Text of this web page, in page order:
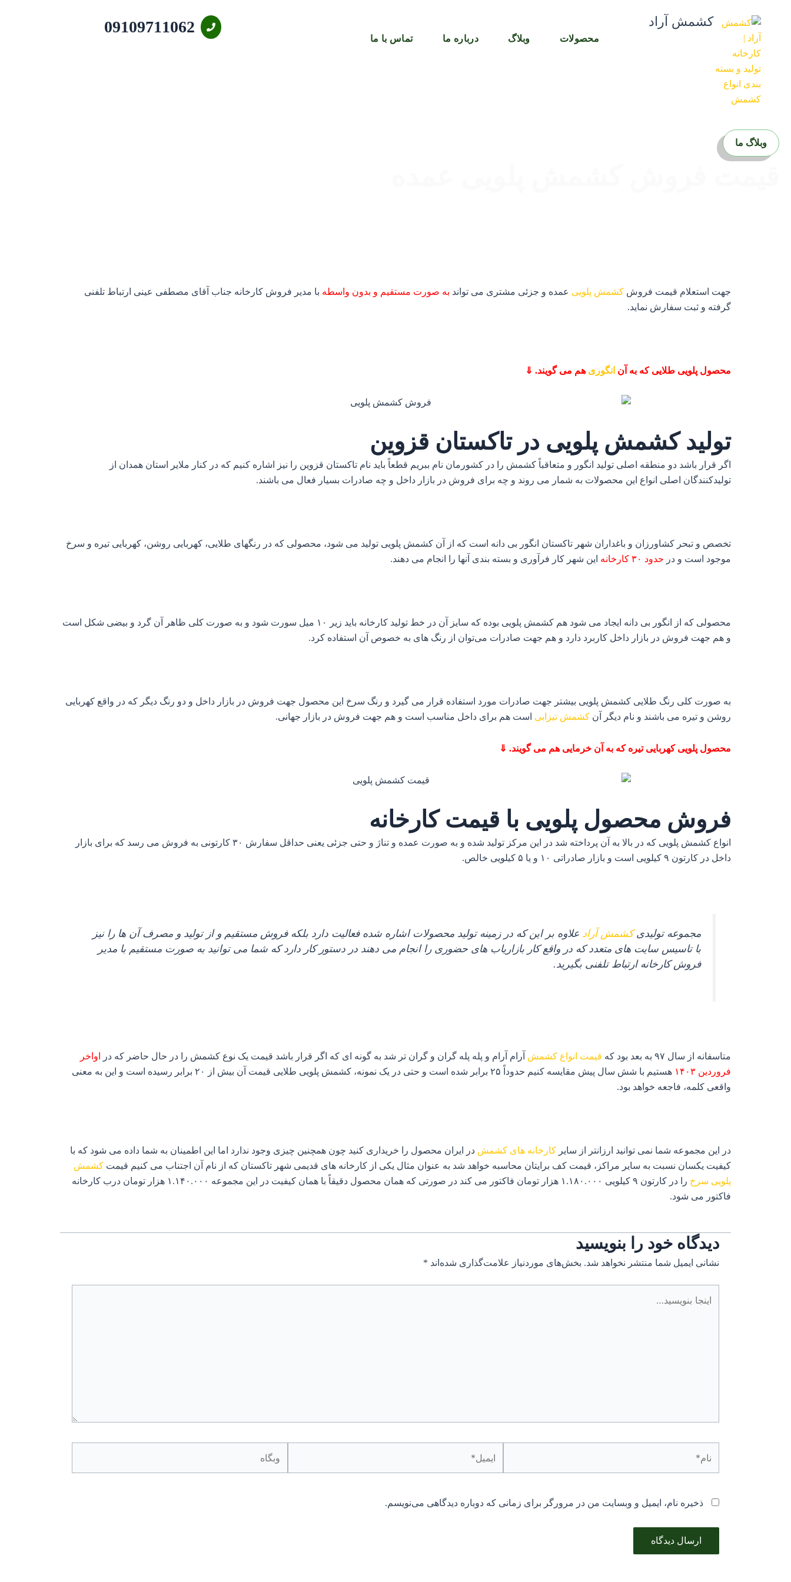
کشمش آراد
محصولات وبلاگ درباره ما تماس با ما
09109711062
وبلاگ ما
جهت استعلام قیمت فروش کشمش پلویی عمده و جزئی مشتری می تواند به صورت مستقیم و بدون واسطه با مدیر فروش کارخانه جناب آقای مصطفی عینی ارتباط تلفنی
گرفته و ثبت سفارش نماید.
محصول پلویی طلایی که به آن انگوری هم می گویند. ⇓
تولید کشمش پلویی در تاکستان قزوین
اگر قرار باشد دو منطقه اصلی تولید انگور و متعاقباً کشمش را در کشورمان نام ببریم قطعاً باید نام تاکستان قزوین را نیز اشاره کنیم که در کنار ملایر استان همدان از
تولیدکنندگان اصلی انواع این محصولات به شمار می روند و چه برای فروش در بازار داخل و چه صادرات بسیار فعال می باشند.
تخصص و تبحر کشاورزان و باغداران شهر تاکستان انگور بی دانه است که از آن کشمش پلویی تولید می شود، محصولی که در رنگهای طلایی، کهربایی روشن، کهربایی تیره و سرخ
موجود است و در حدود ۳۰ کارخانه این شهر کار فرآوری و بسته‌ بندی آنها را انجام می دهند.
محصولی که از انگور بی دانه ایجاد می شود هم کشمش پلویی بوده که سایز آن در خط تولید کارخانه باید زیر ۱۰ میل سورت شود و به صورت کلی ظاهر آن گرد و بیضی شکل است
و هم جهت فروش در بازار داخل کاربرد دارد و هم جهت صادرات می‌توان از رنگ‌ های به خصوص آن استفاده کرد.
به صورت کلی رنگ طلایی کشمش پلویی بیشتر جهت صادرات مورد استفاده قرار می گیرد و رنگ سرخ این محصول جهت فروش در بازار داخل و دو رنگ دیگر که در واقع کهربایی
روشن و تیره می باشند و نام دیگر آن کشمش تیزابی است هم برای داخل مناسب است و هم جهت فروش در بازار جهانی.
محصول پلویی کهربایی تیره که به آن خرمایی هم می گویند. ⇓
فروش محصول پلویی با قیمت کارخانه
انواع کشمش پلویی که در بالا به آن پرداخته شد در این مرکز تولید شده و به صورت عمده و تناژ و حتی جزئی یعنی حداقل سفارش ۳۰ کارتونی به فروش می رسد که برای بازار
داخل در کارتون ۹ کیلویی است و بازار صادراتی ۱۰ و یا ۵ کیلویی خالص.
مجموعه تولیدیکشمش آراد علاوه بر این که در زمینه تولید محصولات اشاره شده فعالیت دارد بلکه فروش مستقیم و از تولید و مصرف آن ها را نیز
با تاسیس سایت‌ های متعدد که در واقع کار بازاریاب های حضوری را انجام می‌ دهند در دستور کار دارد که شما می توانید به صورت مستقیم با مدیر
فروش کارخانه ارتباط تلفنی بگیرید.
متاسفانه از سال ۹۷ به بعد بود که قیمت انواع کشمش آرام‌ آرام و پله پله گران و گران تر شد به گونه ای که اگر قرار باشد قیمت یک نوع کشمش را در حال حاضر که در
اواخر
فروردین ۱۴۰۳
هستیم با شش سال پیش مقایسه کنیم حدوداً ۲۵ برابر شده است و حتی در یک نمونه، کشمش پلویی طلایی قیمت آن بیش از ۲۰ برابر رسیده است و این به معنی
واقعی کلمه، فاجعه خواهد بود.
در این مجموعه شما نمی توانید ارزانتر از سایر کارخانه‌ های کشمش در ایران محصول را خریداری کنید چون همچنین چیزی وجود ندارد اما این اطمینان به شما داده می شود که با
کیفیت یکسان نسبت به سایر مراکز، قیمت کف برایتان محاسبه خواهد شد به عنوان مثال یکی از کارخانه های قدیمی شهر تاکستان که از نام آن اجتناب می کنیم قیمت کشمش
پلویی سرخ
را در کارتون ۹ کیلویی ۱.۱۸۰.۰۰۰ هزار تومان فاکتور می کند در صورتی که همان محصول دقیقاً با همان کیفیت در این مجموعه ۱.۱۴۰.۰۰۰ هزار تومان درب کارخانه
فاکتور می شود.
دیدگاه‌ خود را بنویسید
نشانی ایمیل شما منتشر نخواهد شد. بخش‌های موردنیاز علامت‌گذاری شده‌اند *
بنویسید…
ذخیره نام، ایمیل و وبسایت من در مرورگر برای زمانی که دوباره دیدگاهی می‌نویسم.